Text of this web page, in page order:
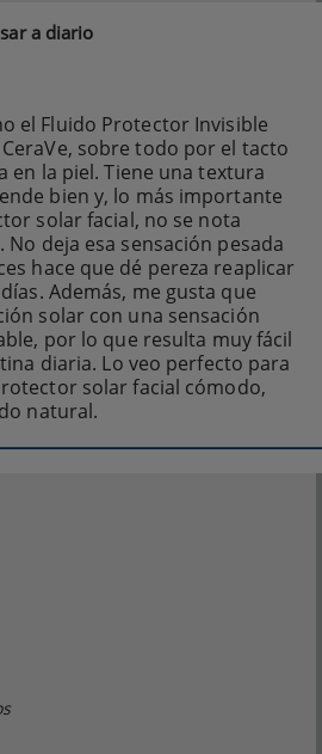
a diario
el Fluido Protector Invisible
sobre todo por el tacto
en la piel. Tiene una textura
bien y, lo más importante
solar facial, no se nota
deja esa sensación pesada
hace que dé pereza reaplicar
Además, me gusta que
solar con una sensación
por lo que resulta muy fácil
diaria. Lo veo perfecto para
solar facial cómodo,
natural.